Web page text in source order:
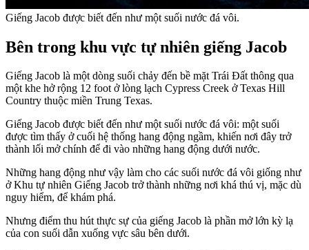
Giếng Jacob được biết đến như một suối nước đá vôi.
Bên trong khu vực tự nhiên giếng Jacob
Giếng Jacob là một dòng suối chảy đến bề mặt Trái Đất thông qua
một khe hở rộng 12 foot ở lòng lạch Cypress Creek ở Texas Hill
Country thuộc miền Trung Texas.
Giếng Jacob được biết đến như một suối nước đá vôi: một suối
được tìm thấy ở cuối hệ thống hang động ngầm, khiến nơi đây trở
thành lối mở chính để đi vào những hang động dưới nước.
Những hang động như vậy làm cho các suối nước đá vôi giống như
ở Khu tự nhiên Giếng Jacob trở thành những nơi khá thú vị, mặc dù
nguy hiểm, để khám phá.
Nhưng điểm thu hút thực sự của giếng Jacob là phần mở lớn kỳ lạ
của con suối dẫn xuống vực sâu bên dưới.